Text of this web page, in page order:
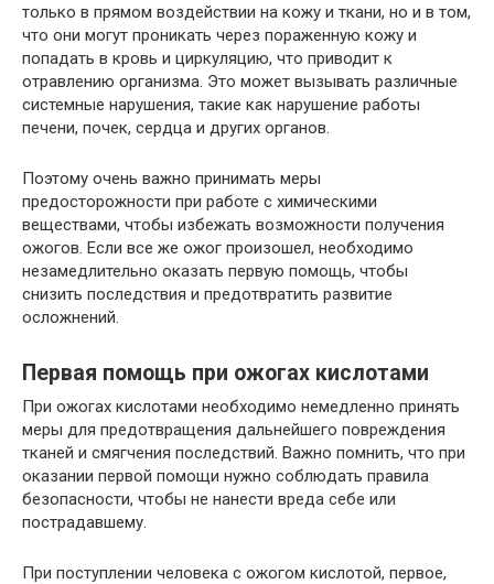
только в прямом воздействии на кожу и ткани, но и в том,
что они могут проникать через пораженную кожу и
попадать в кровь и циркуляцию, что приводит к
отравлению организма. Это может вызывать различные
системные нарушения, такие как нарушение работы
печени, почек, сердца и других органов.
Поэтому очень важно принимать меры
предосторожности при работе с химическими
веществами, чтобы избежать возможности получения
ожогов. Если все же ожог произошел, необходимо
незамедлительно оказать первую помощь, чтобы
снизить последствия и предотвратить развитие
осложнений.
Первая помощь при ожогах кислотами
При ожогах кислотами необходимо немедленно принять
меры для предотвращения дальнейшего повреждения
тканей и смягчения последствий. Важно помнить, что при
оказании первой помощи нужно соблюдать правила
безопасности, чтобы не нанести вреда себе или
пострадавшему.
При поступлении человека с ожогом кислотой, первое,